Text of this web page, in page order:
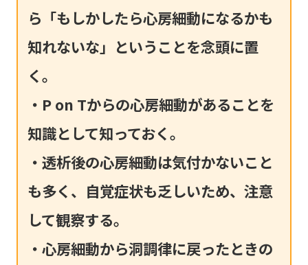
ら「もしかしたら心房細動になるかも
知れないな」ということを念頭に置
く。
・P on Tからの心房細動があることを
知識として知っておく。
・透析後の心房細動は気付かないこと
も多く、自覚症状も乏しいため、注意
して観察する。
・心房細動から洞調律に戻ったときの